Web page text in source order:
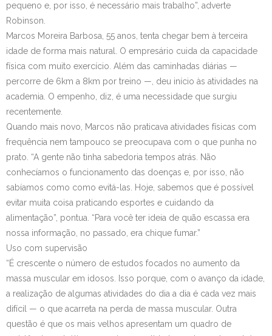
pequeno e, por isso, é necessário mais trabalho”, adverte
Robinson.
Marcos Moreira Barbosa, 55 anos, tenta chegar bem à terceira
idade de forma mais natural. O empresário cuida da capacidade
física com muito exercício. Além das caminhadas diárias —
percorre de 6km a 8km por treino —, deu início às atividades na
academia. O empenho, diz, é uma necessidade que surgiu
recentemente.
Quando mais novo, Marcos não praticava atividades físicas com
frequência nem tampouco se preocupava com o que punha no
prato. “A gente não tinha sabedoria tempos atrás. Não
conhecíamos o funcionamento das doenças e, por isso, não
sabíamos como como evitá-las. Hoje, sabemos que é possível
evitar muita coisa praticando esportes e cuidando da
alimentação”, pontua. “Para você ter ideia de quão escassa era
nossa informação, no passado, era chique fumar.”
Uso com supervisão
“É crescente o número de estudos focados no aumento da
massa muscular em idosos. Isso porque, com o avanço da idade,
a realização de algumas atividades do dia a dia é cada vez mais
difícil — o que acarreta na perda de massa muscular. Outra
questão é que os mais velhos apresentam um quadro de